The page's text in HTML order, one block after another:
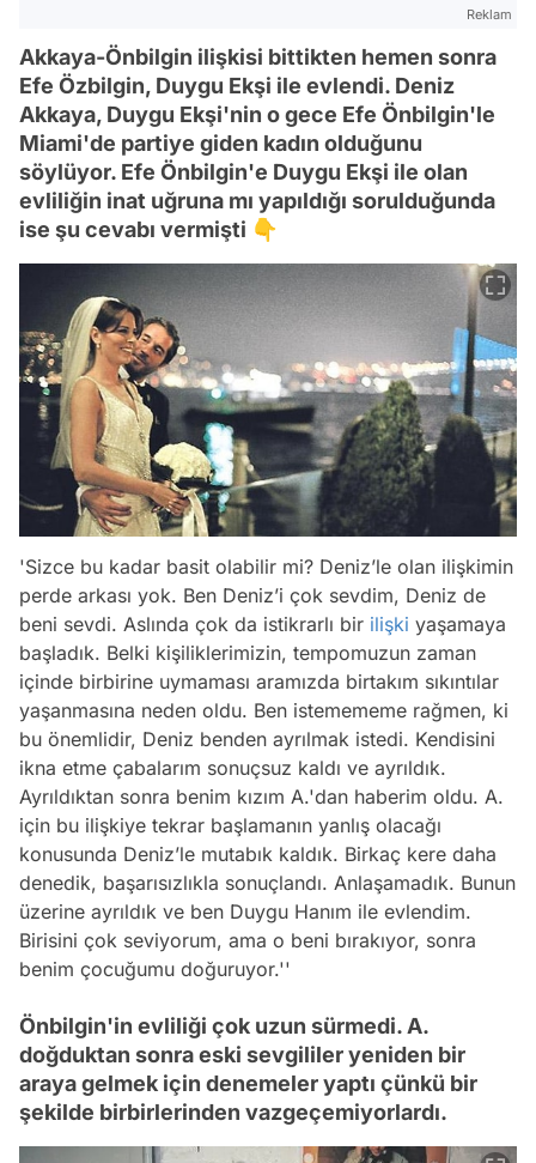
Reklam
Akkaya-Önbilgin ilişkisi bittikten hemen sonra
Efe Özbilgin, Duygu Ekşi ile evlendi. Deniz
Akkaya, Duygu Ekşi'nin o gece Efe Önbilgin'le
Miami'de partiye giden kadın olduğunu
söylüyor. Efe Önbilgin'e Duygu Ekşi ile olan
evliliğin inat uğruna mı yapıldığı sorulduğunda
ise şu cevabı vermişti 👇
'Sizce bu kadar basit olabilir mi? Deniz’le olan ilişkimin
perde arkası yok. Ben Deniz’i çok sevdim, Deniz de
beni sevdi. Aslında çok da istikrarlı bir ilişki yaşamaya
başladık. Belki kişiliklerimizin, tempomuzun zaman
içinde birbirine uymaması aramızda birtakım sıkıntılar
yaşanmasına neden oldu. Ben istemememe rağmen, ki
bu önemlidir, Deniz benden ayrılmak istedi. Kendisini
ikna etme çabalarım sonuçsuz kaldı ve ayrıldık.
Ayrıldıktan sonra benim kızım A.'dan haberim oldu. A.
için bu ilişkiye tekrar başlamanın yanlış olacağı
konusunda Deniz’le mutabık kaldık. Birkaç kere daha
denedik, başarısızlıkla sonuçlandı. Anlaşamadık. Bunun
üzerine ayrıldık ve ben Duygu Hanım ile evlendim.
Birisini çok seviyorum, ama o beni bırakıyor, sonra
benim çocuğumu doğuruyor.''
Önbilgin'in evliliği çok uzun sürmedi. A.
doğduktan sonra eski sevgililer yeniden bir
araya gelmek için denemeler yaptı çünkü bir
şekilde birbirlerinden vazgeçemiyorlardı.